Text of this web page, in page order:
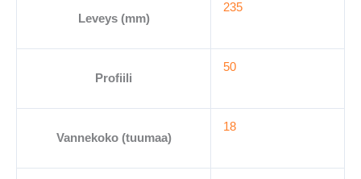
Leveys (mm)
235
Profiili
50
Vannekoko (tuumaa)
18